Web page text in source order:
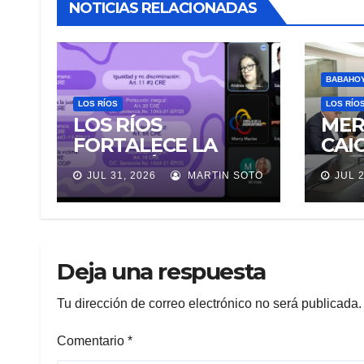
NOTICIAS RELACIONADAS
LOS RÍOS
LOS RÍOS
FORTALECE LA
ATENCIÓN A
VÍCTIMAS DE
VIOLENCIA DE
REVICTIMIZACIÓN
JUL 31, 2026 MARTIN SOTO
LOS
ELJUL
Deja una respuesta
Tu dirección de correo electrónico no será publicada.
Comentario *